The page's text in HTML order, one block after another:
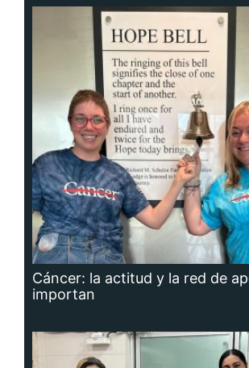
Cáncer: la actitud y la red de
importan